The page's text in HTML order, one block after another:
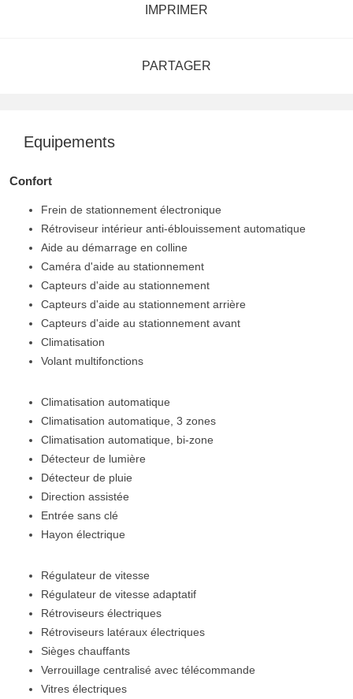
IMPRIMER
PARTAGER
Equipements
Confort
Frein de stationnement électronique
Rétroviseur intérieur anti-éblouissement automatique
Aide au démarrage en colline
Caméra d'aide au stationnement
Capteurs d'aide au stationnement
Capteurs d'aide au stationnement arrière
Capteurs d'aide au stationnement avant
Climatisation
Volant multifonctions
Climatisation automatique
Climatisation automatique, 3 zones
Climatisation automatique, bi-zone
Détecteur de lumière
Détecteur de pluie
Direction assistée
Entrée sans clé
Hayon électrique
Régulateur de vitesse
Régulateur de vitesse adaptatif
Rétroviseurs électriques
Rétroviseurs latéraux électriques
Sièges chauffants
Verrouillage centralisé avec télécommande
Vitres électriques